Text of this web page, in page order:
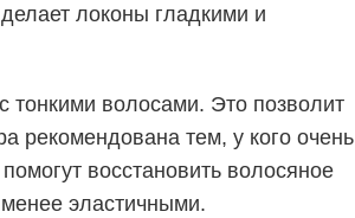
локоны гладкими и
тонкими волосами. Это позволит
рекомендована тем, у кого очень
восстановить волосяное
эластичными.